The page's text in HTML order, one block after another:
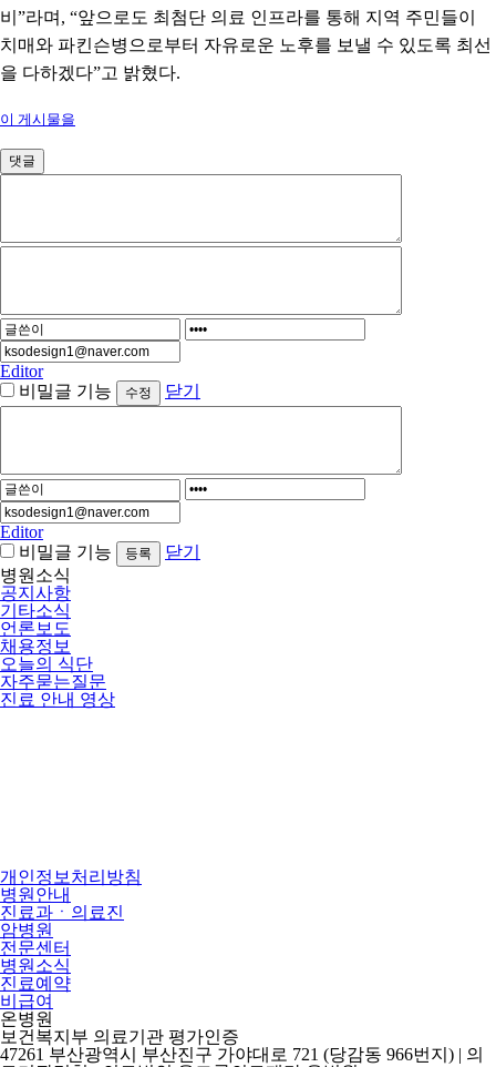
비 ”라며 , “앞으로도 최첨단 의료 인프라를 통해 지역 주민들이
치매와 파킨슨병으로부터 자유로운 노후를 보낼 수 있도록 최선
을 다하겠다”고 밝혔다.
이 게시물을
댓글
Editor
비밀글 기능
닫기
Editor
비밀글 기능
닫기
병원소식
공지사항
기타소식
언론보도
채용정보
오늘의 식단
자주묻는질문
진료 안내 영상
개인정보처리방침
병원안내
진료과ㆍ의료진
암병원
전문센터
병원소식
진료예약
비급여
온병원
보건복지부 의료기관 평가인증
47261 부산광역시 부산진구 가야대로 721 (당감동 966번지) | 의